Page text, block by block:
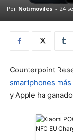
Por Notimoviles - 24
Counterpoint
smartphones
y Apple ha